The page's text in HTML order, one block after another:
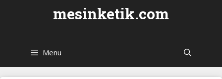
mesinketik.com
Menu